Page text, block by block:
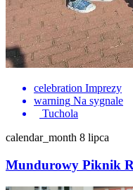
celebration Imprezy
warning Na sygnale
Tuchola
calendar_month 8 lipca
Mundurowy Piknik